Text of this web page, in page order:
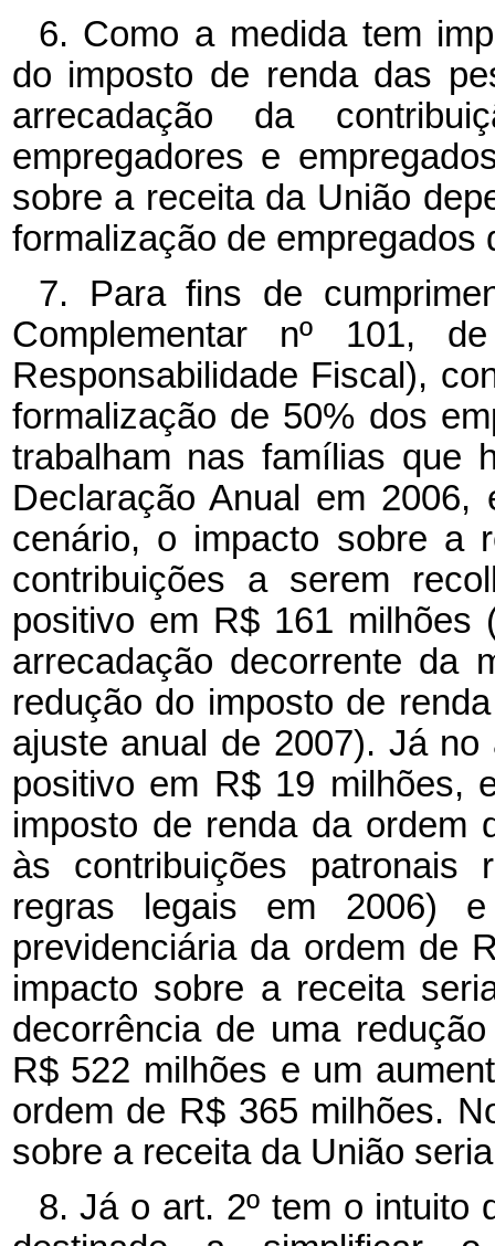
6. Como a medida tem
do imposto de renda das
arrecadação da
empregadores e
sobre a receita da União
formalização de empregados
7. Para fins de
Complementar nº 101,
Responsabilidade Fiscal),
formalização de 50% dos
trabalham nas famílias que
Declaração Anual em
cenário, o impacto sobre a
contribuições a serem
positivo em R$ 161 milhões
arrecadação decorrente da
redução do imposto de
ajuste anual de 2007). Já
positivo em R$ 19 milhões,
imposto de renda da ordem
às contribuições patronais
regras legais em 2006)
previdenciária da ordem de
impacto sobre a receita
decorrência de uma
R$ 522 milhões e um
ordem de R$ 365 milhões.
sobre a receita da União
8. Já o art. 2º tem o intuito